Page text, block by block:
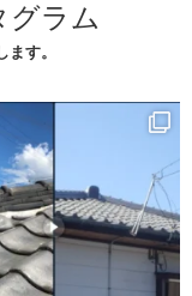
グラム
す。